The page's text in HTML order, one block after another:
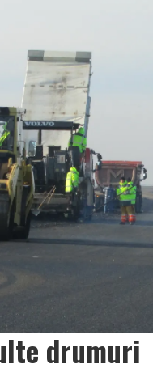
drumuri